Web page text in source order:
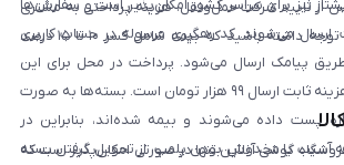
از تایید شرکت حمل‌ونقل، هزینه پرداختی به مشتری
بازگردانده خواهد شد. توجه داشته باشید که بیمه شامل کسر ۱۰ تا ۱۵ درصد
نیز برای سراسر کشور امکان‌پذیر است و سفارش‌ها
ارسال می‌شوند. کد رهگیری مرسوله در حساب کاربری
پیامک ارسال می‌شود. پرداخت در محل برای این
روش ممکن نیست و هزینه ثابت ارسال ۹۹ هزار تومان است. بسته‌ها به صورت
پست داده می‌شوند و بیمه شده‌اند، بنابراین در
آسیب یا مخدوش بودن پلمپ، از تحویل گرفتن بسته
گوشی آنلاین تنها در صورتی امکان‌پذیر است که